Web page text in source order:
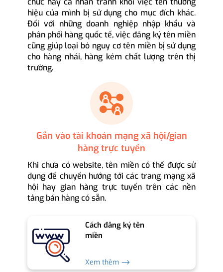
hiệu của mình bị sử dụng cho mục đích khác.
Đối với những doanh nghiệp nhập khẩu và
phân phối hàng quốc tế, việc đăng ký tên miền
cũng giúp loại bỏ nguy cơ tên miền bị sử dụng
cho hàng nhái, hàng kém chất lượng trên thị
trường.
Gắn vào tài khoản mạng xã hội/gian
hàng trực tuyến
Khi chưa có website, tên miền có thể được sử
dụng để chuyển hướng tới các trang mạng xã
hội hay gian hàng trực tuyến trên các nền
tảng bán hàng có sẵn.
Cách đăng ký tên
miền
Xem thêm ⟶